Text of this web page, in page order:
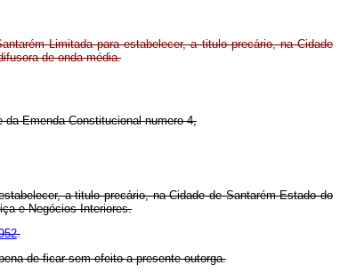
Limitada para estabelecer, a titulo precário, na Cidade
de onda média.
Emenda Constitucional numero 4,
a titulo precário, na Cidade de Santarém Estado do
e Negócios Interiores.
.
de ficar sem efeito a presente outorga.